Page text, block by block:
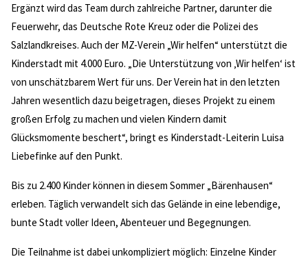
Ergänzt wird das Team durch zahlreiche Partner, darunter die
Feuerwehr, das Deutsche Rote Kreuz oder die Polizei des
Salzlandkreises. Auch der MZ-Verein „Wir helfen“ unterstützt die
Kinderstadt mit 4.000 Euro. „Die Unterstützung von ‚Wir helfen‘ ist
von unschätzbarem Wert für uns. Der Verein hat in den letzten
Jahren wesentlich dazu beigetragen, dieses Projekt zu einem
großen Erfolg zu machen und vielen Kindern damit
Glücksmomente beschert“, bringt es Kinderstadt-Leiterin Luisa
Liebefinke auf den Punkt.
Bis zu 2.400 Kinder können in diesem Sommer „Bärenhausen“
erleben. Täglich verwandelt sich das Gelände in eine lebendige,
bunte Stadt voller Ideen, Abenteuer und Begegnungen.
Die Teilnahme ist dabei unkompliziert möglich: Einzelne Kinder